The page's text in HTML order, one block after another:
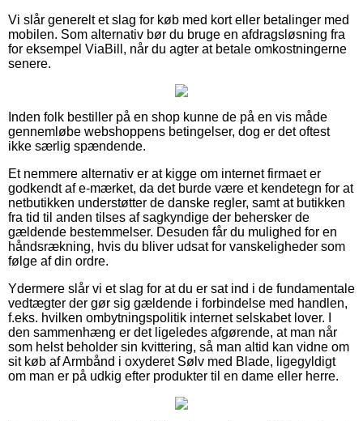
Vi slår generelt et slag for køb med kort eller betalinger med
mobilen. Som alternativ bør du bruge en afdragsløsning fra
for eksempel ViaBill, når du agter at betale omkostningerne
senere.
Inden folk bestiller på en shop kunne de på en vis måde
gennemløbe webshoppens betingelser, dog er det oftest
ikke særlig spændende.
Et nemmere alternativ er at kigge om internet firmaet er
godkendt af e-mærket, da det burde være et kendetegn for at
netbutikken understøtter de danske regler, samt at butikken
fra tid til anden tilses af sagkyndige der behersker de
gældende bestemmelser. Desuden får du mulighed for en
håndsrækning, hvis du bliver udsat for vanskeligheder som
følge af din ordre.
Ydermere slår vi et slag for at du er sat ind i de fundamentale
vedtægter der gør sig gældende i forbindelse med handlen,
f.eks. hvilken ombytningspolitik internet selskabet lover. I
den sammenhæng er det ligeledes afgørende, at man når
som helst beholder sin kvittering, så man altid kan vidne om
sit køb af Armbånd i oxyderet Sølv med Blade, ligegyldigt
om man er på udkig efter produkter til en dame eller herre.